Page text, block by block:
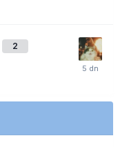
2